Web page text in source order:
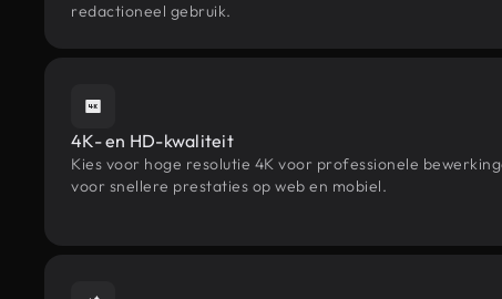
redactioneel gebruik.
4K- en HD-kwaliteit
Kies voor hoge resolutie 4K voor professionele
voor snellere prestaties op web en mobiel.